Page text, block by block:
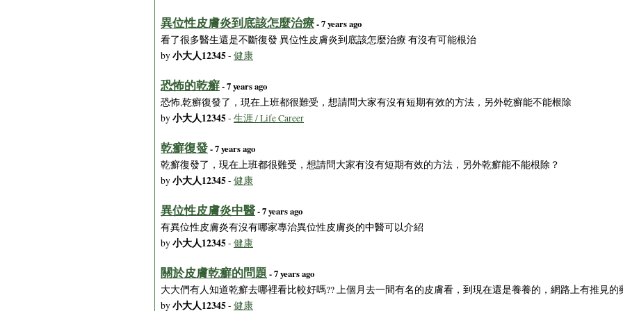
異位性皮膚炎到底該怎麼治療- 7 years ago
看了很多醫生還是不斷復發 異位性皮膚炎到底該怎麼治療 有沒有可能根治
by小大人12345- 健康
恐怖的乾癬- 7 years ago
恐怖,乾癬復發了，現在上班都很難受，想請問大家有沒有短期有效的方法，另外乾癬能不能根除
by小大人12345- 生涯 / Life Career
乾癬復發- 7 years ago
乾癬復發了，現在上班都很難受，想請問大家有沒有短期有效的方法，另外乾癬能不能根除？
by小大人12345- 健康
異位性皮膚炎中醫- 7 years ago
有異位性皮膚炎有沒有哪家專治異位性皮膚炎的中醫可以介紹
by小大人12345- 健康
關於皮膚乾癬的問題- 7 years ago
大大們有人知道乾癬去哪裡看比較好嗎?? 上個月去一間有名的皮膚看，到現在還是養養的，網路上有推見的
by小大人12345- 健康